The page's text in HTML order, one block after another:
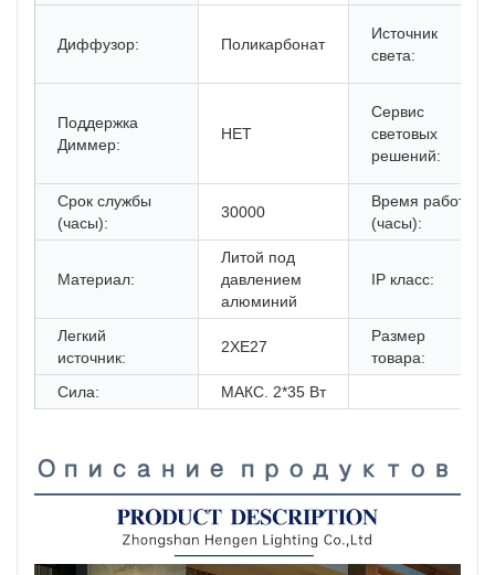
Диффузор: Поликарбонат
Источник
света:
Поддержка
Диммер:
НЕТ
Сервис
световых
решений:
Срок службы
(часы):
30000
Время работы
(часы):
Материал:
Литой под
давлением
алюминий
IP класс:
Легкий
источник:
2XE27
Размер
товара:
Сила:
МАКС. 2*35 Вт
Описание продуктов